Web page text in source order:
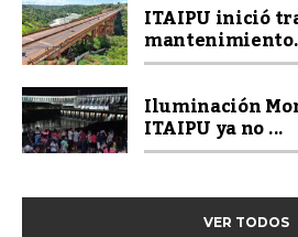
ITAIPU inició
Iluminación
ITAIPU ya no ...
VER TODOS